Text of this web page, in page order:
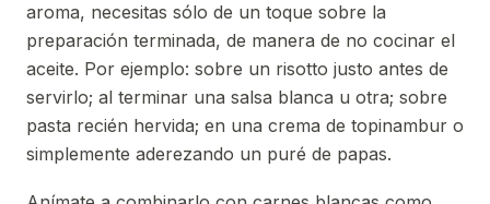
aroma, necesitas sólo de un toque sobre la
preparación terminada, de manera de no cocinar el
aceite. Por ejemplo: sobre un risotto justo antes de
servirlo; al terminar una salsa blanca u otra; sobre
pasta recién hervida; en una crema de topinambur o
simplemente aderezando un puré de papas.